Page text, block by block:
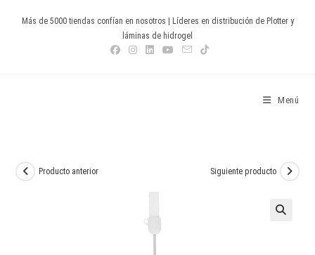
Más de 5000 tiendas confían en nosotros | Líderes en distribución de Plotter y
láminas de hidrogel
Menú
Producto anterior Siguiente producto